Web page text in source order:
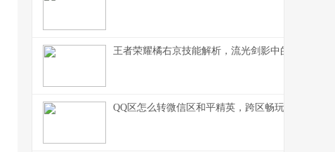
王者荣耀橘右京技能解析，流光剑影中的刺客艺
QQ区怎么转微信区和平精英，跨区畅玩全指南，